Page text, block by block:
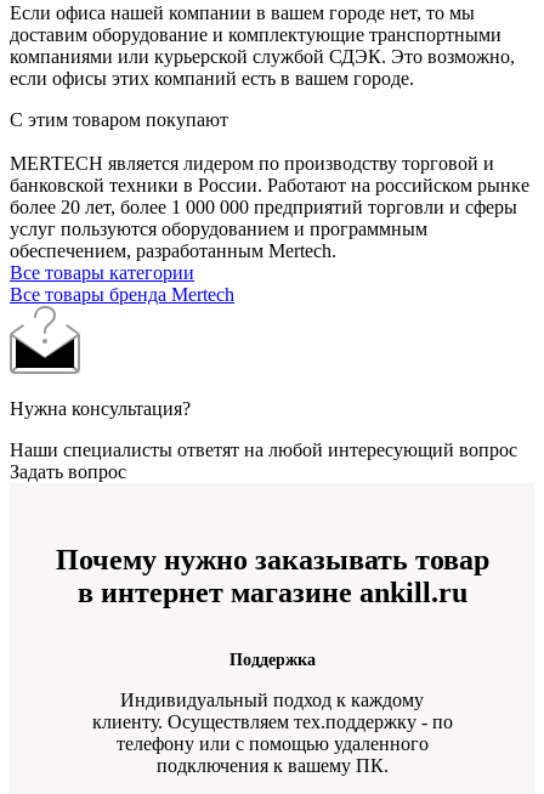
Если офиса нашей компании в вашем городе нет, то мы
доставим оборудование и комплектующие транспортными
компаниями или курьерской службой СДЭК. Это возможно,
если офисы этих компаний есть в вашем городе.
С этим товаром покупают
MERTECH является лидером по производству торговой и
банковской техники в России. Работают на российском рынке
более 20 лет, более 1 000 000 предприятий торговли и сферы
услуг пользуются оборудованием и программным
обеспечением, разработанным Mertech.
Все товары категории
Все товары бренда Mertech
Нужна консультация?
Наши специалисты ответят на любой интересующий вопрос
Задать вопрос
Почему нужно заказывать товар
в интернет магазине ankill.ru
Поддержка
Индивидуальный подход к каждому
клиенту. Осуществляем тех.поддержку - по
телефону или с помощью удаленного
подключения к вашему ПК.